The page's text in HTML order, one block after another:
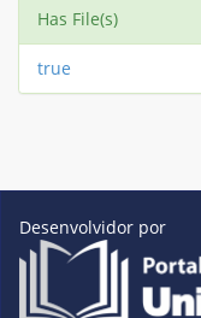
Has File(s)
true
Desenvolvidor por